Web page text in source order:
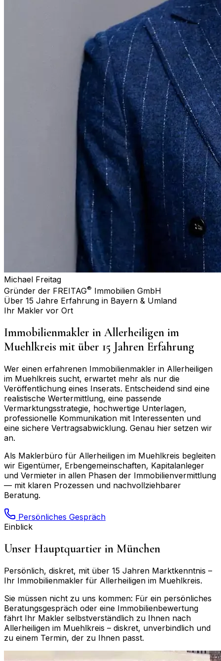
Michael Freitag
Gründer der FREITAG® Immobilien GmbH
Über 15 Jahre Erfahrung in Bayern & Umland
Ihr Makler vor Ort
Immobilienmakler in Allerheiligen im
Muehlkreis mit über 15 Jahren Erfahrung
Wer einen erfahrenen Immobilienmakler in Allerheiligen
im Muehlkreis sucht, erwartet mehr als nur die
Veröffentlichung eines Inserats. Entscheidend sind eine
realistische Wertermittlung, eine passende
Vermarktungsstrategie, hochwertige Unterlagen,
professionelle Kommunikation mit Interessenten und
eine sichere Vertragsabwicklung. Genau hier setzen wir
an.
Als Maklerbüro für Allerheiligen im Muehlkreis begleiten
wir Eigentümer, Erbengemeinschaften, Kapitalanleger
und Vermieter in allen Phasen der Immobilienvermittlung
— mit klaren Prozessen und nachvollziehbarer
Beratung.
Persönliches Gespräch
Einblick
Unser Hauptquartier in München
Persönlich, diskret, mit über 15 Jahren Marktkenntnis –
Ihr Immobilienmakler für Allerheiligen im Muehlkreis.
Sie müssen nicht zu uns kommen: Für ein persönliches
Beratungsgespräch oder eine Immobilienbewertung
fährt Ihr Makler selbstverständlich zu Ihnen nach
Allerheiligen im Muehlkreis – diskret, unverbindlich und
zu einem Termin, der zu Ihnen passt.